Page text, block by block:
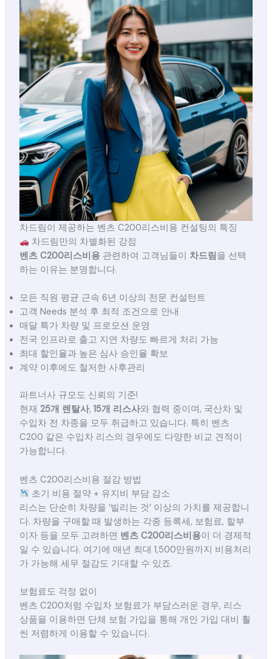
차드림이 제공하는 벤츠 C200리스비용 컨설팅의 특징
차드림만의 차별화된 강점
벤츠 C200리스비용관련하여 고객님들이 차드림 을 선택
하는 이유는 분명합니다.
모든 직원 평균 근속 6년 이상의 전문 컨설턴트
고객 Needs 분석 후 최적 조건으로 안내
매달 특가 차량 및 프로모션 운영
전국 인프라로 출고 지연 차량도 빠르게 처리 가능
최대 할인율과 높은 심사 승인율 확보
계약 이후에도 철저한 사후관리
파트너사 규모도 신뢰의 기준!
현재 25개 렌탈사, 15개 리스사와 협력 중이며, 국산차 및
수입차 전 차종을 모두 취급하고 있습니다. 특히 벤츠
C200 같은 수입차 리스의 경우에도 다양한 비교 견적이
가능합니다.
벤츠 C200리스비용 절감 방법
초기 비용 절약 + 유지비 부담 감소
리스는 단순히 차량을 ‘빌리는 것’ 이상의 가치를 제공합니
다. 차량을 구매할 때 발생하는 각종 등록세, 보험료, 할부
이자 등을 모두 고려하면 벤츠 C200리스비용이 더 경제적
일 수 있습니다. 여기에 매년 최대 1,500만원까지 비용처리
가 가능해 세무 절감도 기대할 수 있죠.
보험료도 걱정 없이
벤츠 C200처럼 수입차 보험료가 부담스러운 경우, 리스
상품을 이용하면 단체 보험 가입을 통해 개인 가입 대비 훨
씬 저렴하게 이용할 수 있습니다.